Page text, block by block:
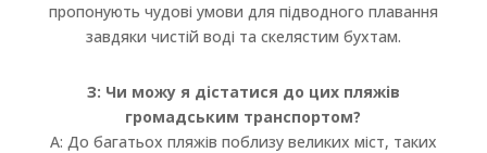
пропонують чудові умови для підводного плавання
завдяки чистій воді та скелястим бухтам.
З: Чи можу я дістатися до цих пляжів
громадським транспортом?
A: До багатьох пляжів поблизу великих міст, таких